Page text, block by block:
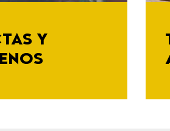
Y